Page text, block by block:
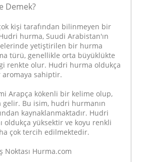
Demek?
kişi tarafından bilinmeyen bir
hurma, Suudi Arabistan'ın
yetiştirilen bir hurma
türü, genellikle orta büyüklükte
renkte olur. Hudri hurma oldukça
aromaya sahiptir.
Arapça kökenli bir kelime olup,
gelir. Bu isim, hudri hurmanın
kaynaklanmaktadır. Hudri
oldukça yüksektir ve koyu renkli
çok tercih edilmektedir.
Noktası Hurma.com